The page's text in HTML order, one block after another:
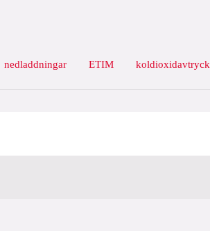
nedladdningar ETIM koldioxidavtryck